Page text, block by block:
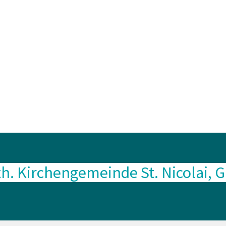
Kirchengemeinde St. Nicolai,